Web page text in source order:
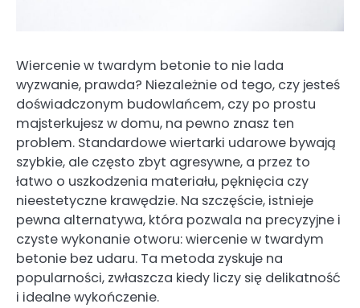
Wiercenie w twardym betonie to nie lada
wyzwanie, prawda? Niezależnie od tego, czy jesteś
doświadczonym budowlańcem, czy po prostu
majsterkujesz w domu, na pewno znasz ten
problem. Standardowe wiertarki udarowe bywają
szybkie, ale często zbyt agresywne, a przez to
łatwo o uszkodzenia materiału, pęknięcia czy
nieestetyczne krawędzie. Na szczęście, istnieje
pewna alternatywa, która pozwala na precyzyjne i
czyste wykonanie otworu: wiercenie w twardym
betonie bez udaru. Ta metoda zyskuje na
popularności, zwłaszcza kiedy liczy się delikatność
i idealne wykończenie.